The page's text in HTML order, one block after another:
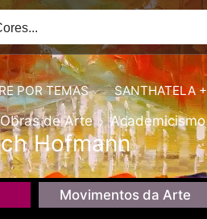
POR TEMAS SANTHATELA +
Obras de Arte Academicismo
Hofmann
Movimentos da Arte